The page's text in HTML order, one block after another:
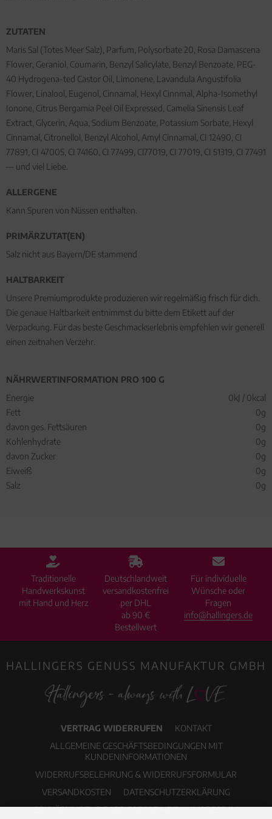
ZUTATEN
Maris Sal (Totes Meer Salz), Parfum, Polysorbate 20, Rosa Damascena
Flower, Geraniol, Coumarin, Benzyl Salicylate, Benzyl Benzoate, PEG-
40 Hydrogena-ted Castor Oil, Limonene, Lavandula Angustifolia
Flower, Linalool, Eugenol, Cinnamal, Hexyl Cinnmal, Alpha-Isomethyl
Ionone, Citrus Bergamia Peel Oil Expressed, Camelia Sinensis Leaf
Extract, Glycerin, Aqua, Sodium Benzoate, Potassium Sorbate, Hexyl
Cinnamal, Citronellol, Benzyl Alcohol, Amyl Cinnamal, CI 12490, CI
77891, CI 47005, CI 74160, CI 77499, Cl77019, CI 77019, CI 51319, CI 77491
— und viel Liebe.
ALLERGENE
Kann Spuren von Nüssen enthalten.
PRIMÄRZUTAT(EN)
Salz nicht aus Bayern/DE stammend
HALTBARKEIT
Unsere Premiumprodukte produzieren wir regelmäßig frisch für dich.
Die genaue Haltbarkeit entnimmst du bitte dem Etikett auf der
Verpackung. Für das beste Geschmackserlebnis empfehlen wir generell
einen zeitnahen Verzehr.
NÄHRWERTINFORMATION PRO 100 G
Energie
0kJ / 0kcal
Fett
0g
davon ges. Fettsäuren
0g
Kohlenhydrate
0g
davon Zucker
0g
Eiweiß
0g
Salz
0g
Traditionelle
Handwerkskunst
mit Hand und Herz
Deutschlandweit
versandkostenfrei
per DHL
ab 90 €
Bestellwert
Für individuelle
Wünsche oder
Fragen
info@hallingers.de
HALLINGERS GENUSS MANUFAKTUR GMBH
VERTRAG WIDERRUFEN
KONTAKT
ALLGEMEINE GESCHÄFTSBEDINGUNGEN MIT
KUNDENINFORMATIONEN
WIDERRUFSBELEHRUNG & WIDERRUFSFORMULAR
VERSANDKOSTEN
DATENSCHUTZERKLÄRUNG
ERKLÄRUNG ZUR BARRIEREFREIHEIT
IMPRESSUM